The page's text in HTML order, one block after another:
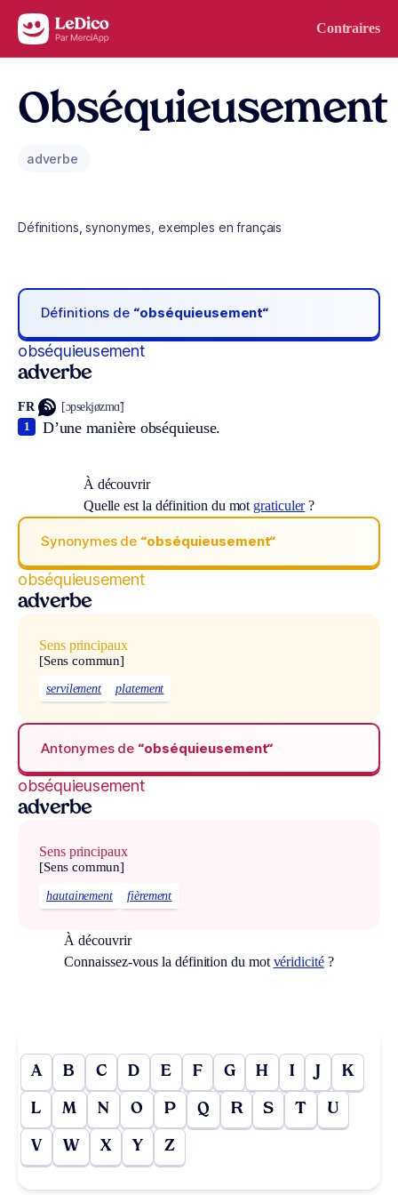
Aller au contenu Contraires
Obséquieusement
adverbe
Définitions, synonymes, exemples en français
Définitions de “obséquieusement“
obséquieusement
adverbe
FR [ɔpsekjøzmɑ̃]
D’une manière obséquieuse.
1
À découvrir
Quelle est la définition du mot graticuler?
Synonymes de “obséquieusement“
obséquieusement
adverbe
Sens principaux
[Sens commun]
servilement platement
Antonymes de “obséquieusement“
obséquieusement
adverbe
Sens principaux
[Sens commun]
hautainement fièrement
À découvrir
Connaissez-vous la définition du mot véridicité?
A B C D E F G H I J K
L M N O P Q R S T U
V W X Y Z